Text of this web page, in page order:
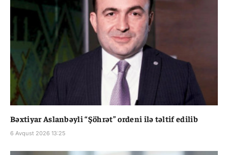
Bəxtiyar Aslanbəyli “Şöhrət” ordeni ilə təltif edilib
6 Avqust 2026 13:25